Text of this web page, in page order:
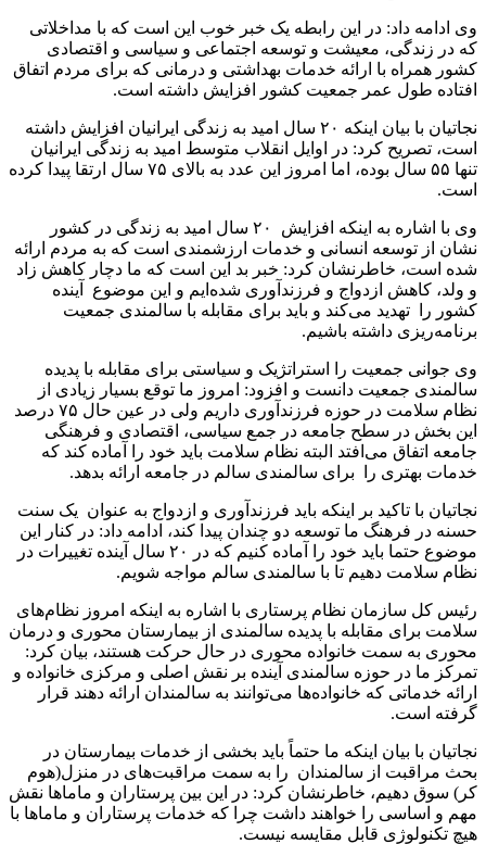
وی ادامه داد: در این رابطه یک خبر خوب این است که با مداخلاتی
که در زندگی، معیشت و توسعه اجتماعی و سیاسی و اقتصادی
کشور همراه با ارائه خدمات بهداشتی و درمانی که برای مردم اتفاق
افتاده طول عمر جمعیت کشور افزایش داشته است.
نجاتیان با بیان اینکه ۲۰ سال امید به زندگی ایرانیان افزایش داشته
است، تصریح کرد: در اوایل انقلاب متوسط امید به زندگی ایرانیان
تنها ۵۵ سال بوده، اما امروز این عدد به بالای ۷۵ سال ارتقا پیدا کرده
است.
وی با اشاره به اینکه افزایش ۲۰ سال امید به زندگی در کشور
نشان از توسعه انسانی و خدمات ارزشمندی است که به مردم ارائه
شده است، خاطرنشان کرد: خبر بد این است که ما دچار کاهش زاد
و ولد، کاهش ازدواج و فرزندآوری شده‌ایم و این موضوع آینده
کشور را تهدید می‌کند و باید برای مقابله با سالمندی جمعیت
برنامه‌ریزی داشته باشیم.
وی جوانی جمعیت را استراتژیک و سیاستی برای مقابله با پدیده
سالمندی جمعیت دانست و افزود: امروز ما توقع بسیار زیادی از
نظام سلامت در حوزه فرزندآوری داریم ولی در عین حال ۷۵ درصد
این بخش در سطح جامعه در جمع سیاسی، اقتصادی و فرهنگی
جامعه اتفاق می‌افتد البته نظام سلامت باید خود را آماده کند که
خدمات بهتری را برای سالمندی سالم در جامعه ارائه بدهد.
نجاتیان با تاکید بر اینکه باید فرزندآوری و ازدواج به عنوان یک سنت
حسنه در فرهنگ ما توسعه دو چندان پیدا کند، ادامه داد: در کنار این
موضوع حتما باید خود را آماده کنیم که در ۲۰ سال آینده تغییرات در
نظام سلامت دهیم تا با سالمندی سالم مواجه شویم.
رئیس کل سازمان نظام پرستاری با اشاره به اینکه امروز نظام‌های
سلامت برای مقابله با پدیده سالمندی از بیمارستان محوری و درمان
محوری به سمت خانواده محوری در حال حرکت هستند، بیان کرد:
تمرکز ما در حوزه سالمندی آینده بر نقش اصلی و مرکزی خانواده و
ارائه خدماتی که خانواده‌ها می‌توانند به سالمندان ارائه دهند قرار
گرفته است.
نجاتیان با بیان اینکه ما حتماً باید بخشی از خدمات بیمارستان در
بحث مراقبت از سالمندان را به سمت مراقبت‌های در منزل(هوم
کر) سوق دهیم، خاطرنشان کرد: در این بین پرستاران و ماماها نقش
مهم و اساسی را خواهند داشت چرا که خدمات پرستاران و ماماها با
هیچ تکنولوژی قابل مقایسه نیست.